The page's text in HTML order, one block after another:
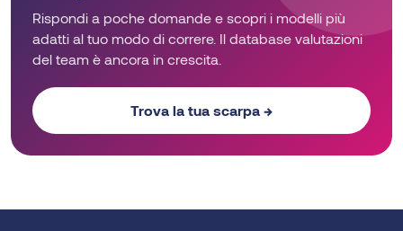
pagina
prodotto
del
Rispondi a poche domande e scopri i modelli più
adatti al tuo modo di correre. Il database valutazioni
del team è ancora in crescita.
Trova la tua scarpa →